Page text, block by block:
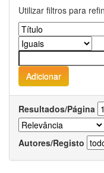
Utilizar filtros para
Resultados/Página
Autores/Registo